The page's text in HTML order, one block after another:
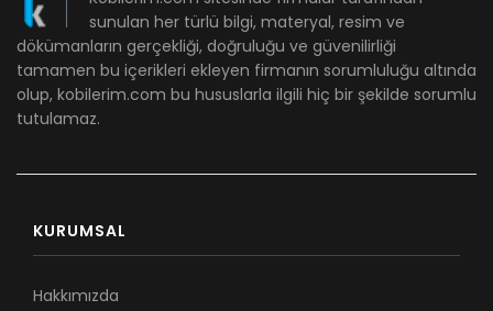
sunulan her türlü bilgi, materyal, resim ve
dökümanların gerçekliği, doğruluğu ve güvenilirliği
tamamen bu içerikleri ekleyen firmanın sorumluluğu altında
olup, kobilerim.com bu hususlarla ilgili hiç bir şekilde sorumlu
tutulamaz.
KURUMSAL
Hakkımızda